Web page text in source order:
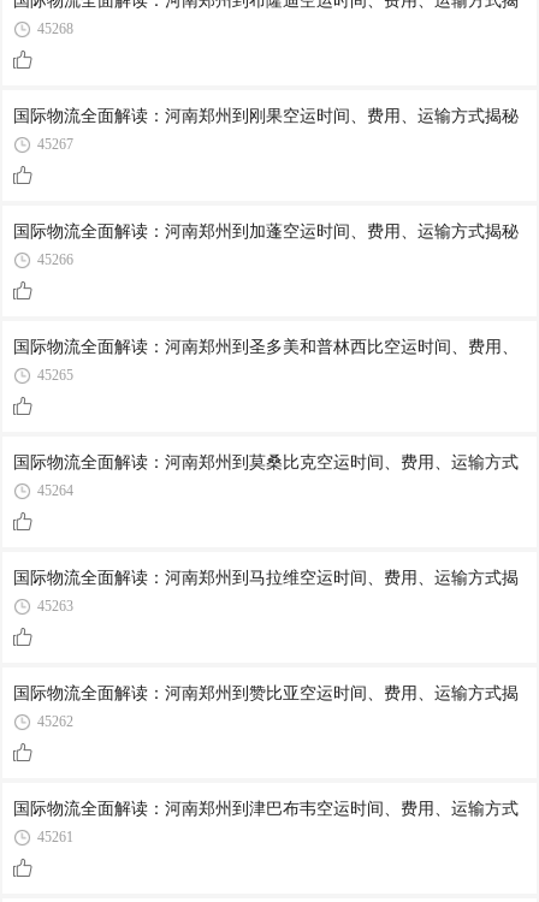
45268
国际物流全面解读：河南郑州到刚果空运时间、费用、运输方式揭秘
45267
国际物流全面解读：河南郑州到加蓬空运时间、费用、运输方式揭秘
45266
国际物流全面解读：河南郑州到圣多美和普林西比空运时间、费用、
45265
国际物流全面解读：河南郑州到莫桑比克空运时间、费用、运输方式
45264
国际物流全面解读：河南郑州到马拉维空运时间、费用、运输方式揭
45263
国际物流全面解读：河南郑州到赞比亚空运时间、费用、运输方式揭
45262
国际物流全面解读：河南郑州到津巴布韦空运时间、费用、运输方式
45261